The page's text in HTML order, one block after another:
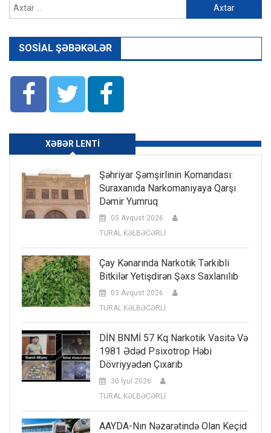
SOSIAL ŞƏBƏKƏLƏR
XƏBƏR LENTI
Şəhriyar Şəmşirlinin Komandası:
Suraxanıda Narkomaniyaya Qarşı
Dəmir Yumruq
05 Avqust 2026
TURAL KƏLBƏCƏRLİ
Çay Kənarında Narkotik Tərkibli
Bitkilər Yetişdirən Şəxs Saxlanılıb
03 Avqust 2026
TURAL KƏLBƏCƏRLİ
DİN BNMİ 57 Kq Narkotik Vasitə Və
1981 Ədəd Psixotrop Həbi
Dövriyyədən Çıxarıb
30 İyul 2026
TURAL KƏLBƏCƏRLİ
AAYDA-Nın Nəzarətində Olan Keçid